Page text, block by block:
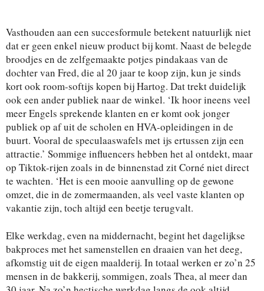
Vasthouden aan een succesformule betekent natuurlijk niet
dat er geen enkel nieuw product bij komt. Naast de belegde
broodjes en de zelfgemaakte potjes pindakaas van de
dochter van Fred, die al 20 jaar te koop zijn, kun je sinds
kort ook room-softijs kopen bij Hartog. Dat trekt duidelijk
ook een ander publiek naar de winkel. ‘Ik hoor ineens veel
meer Engels sprekende klanten en er komt ook jonger
publiek op af uit de scholen en HVA-opleidingen in de
buurt. Vooral de speculaaswafels met ijs ertussen zijn een
attractie.’ Sommige influencers hebben het al ontdekt, maar
op Tiktok-rijen zoals in de binnenstad zit Corné niet direct
te wachten. ‘Het is een mooie aanvulling op de gewone
omzet, die in de zomermaanden, als veel vaste klanten op
vakantie zijn, toch altijd een beetje terugvalt.
Elke werkdag, even na middernacht, begint het dagelijkse
bakproces met het samenstellen en draaien van het deeg,
afkomstig uit de eigen maalderij. In totaal werken er zo’n 25
mensen in de bakkerij, sommigen, zoals Thea, al meer dan